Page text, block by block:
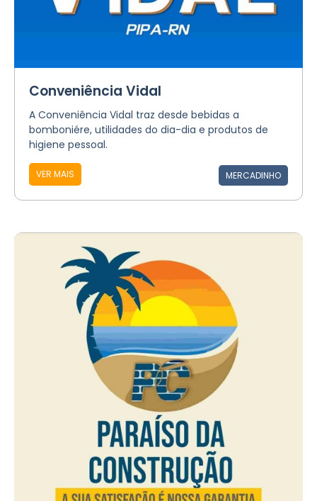
Conveniência Vidal
A Conveniência Vidal traz desde bebidas a
bomboniére, utilidades do dia-dia e produtos de
higiene pessoal.
VER MAIS MERCADINHO